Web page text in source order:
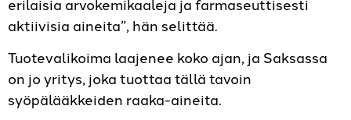
aktiivisia aineita”, hän selittää.
Tuotevalikoima laajenee koko ajan, ja Saksassa
on jo yritys, joka tuottaa tällä tavoin
syöpälääkkeiden raaka-aineita.